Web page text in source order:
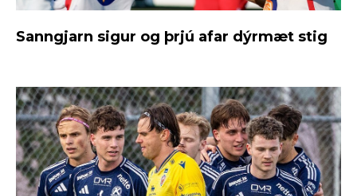
Sanngjarn sigur og þrjú afar dýrmæt stig